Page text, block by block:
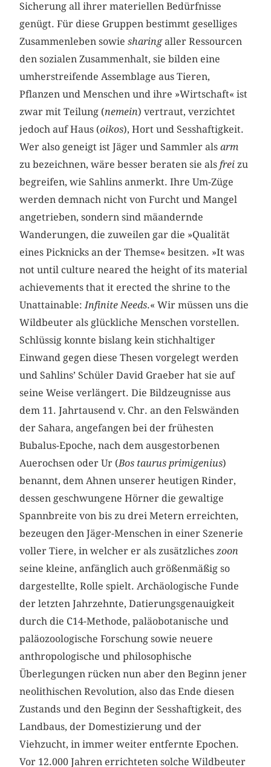
Sicherung all ihrer materiellen Bedürfnisse
genügt. Für diese Gruppen bestimmt geselliges
Zusammenleben sowiesharingaller Ressourcen
den sozialen Zusammenhalt, sie bilden eine
umherstreifende Assemblage aus Tieren,
Pflanzen und Menschen und ihre »Wirtschaft« ist
zwar mit Teilung (nemein) vertraut, verzichtet
jedoch auf Haus (oikos), Hort und Sesshaftigkeit.
Wer also geneigt ist Jäger und Sammler alsarm
zu bezeichnen, wäre besser beraten sie alsfreizu
begreifen, wie Sahlins anmerkt. Ihre Um-Züge
werden demnach nicht von Furcht und Mangel
angetrieben, sondern sind mäandernde
Wanderungen, die zuweilen gar die »Qualität
eines Picknicks an der Themse« besitzen. »It was
not until culture neared the height of its material
achievements that it erected the shrine to the
Unattainable:Infinite Needs.« Wir müssen uns die
Wildbeuter als glückliche Menschen vorstellen.
Schlüssig konnte bislang kein stichhaltiger
Einwand gegen diese Thesen vorgelegt werden
und Sahlins’ Schüler David Graeber hat sie auf
seine Weise verlängert. Die Bildzeugnisse aus
dem 11. Jahrtausend v. Chr. an den Felswänden
der Sahara, angefangen bei der frühesten
Bubalus-Epoche, nach dem ausgestorbenen
Auerochsen oder Ur (Bos taurus primigenius)
benannt, dem Ahnen unserer heutigen Rinder,
dessen geschwungene Hörner die gewaltige
Spannbreite von bis zu drei Metern erreichten,
bezeugen den Jäger-Menschen in einer Szenerie
voller Tiere, in welcher er als zusätzlicheszoon
seine kleine, anfänglich auch größenmäßig so
dargestellte, Rolle spielt. Archäologische Funde
der letzten Jahrzehnte, Datierungsgenauigkeit
durch die C14-Methode, paläobotanische und
paläozoologische Forschung sowie neuere
anthropologische und philosophische
Überlegungen rücken nun aber den Beginn jener
neolithischen Revolution, also das Ende diesen
Zustands und den Beginn der Sesshaftigkeit, des
Landbaus, der Domestizierung und der
Viehzucht, in immer weiter entfernte Epochen.
Vor 12.000 Jahren errichteten solche Wildbeuter